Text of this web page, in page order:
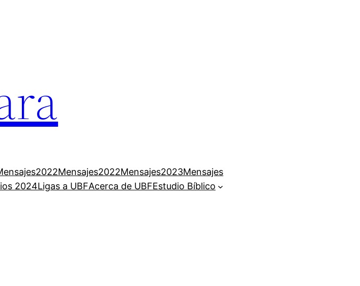
2022Mensajes2022Mensajes2023Mensajes
2024Ligas a UBFAcerca de UBFEstudio Bíblico